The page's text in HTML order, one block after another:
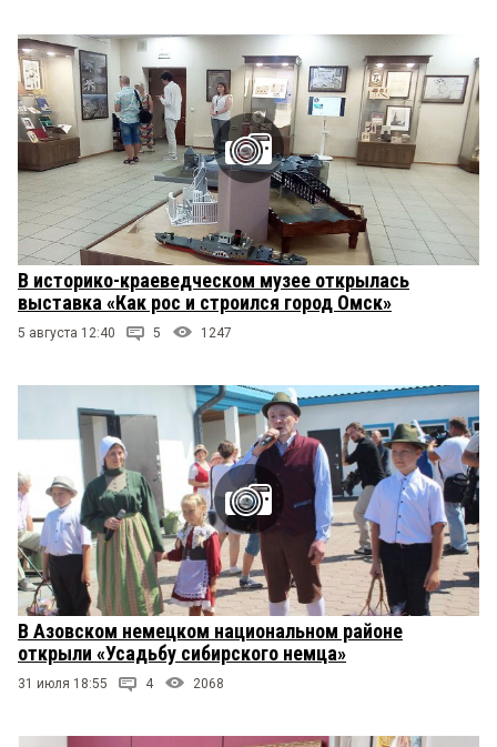
В историко-краеведческом музее открылась
выставка «Как рос и строился город Омск»
5 августа 12:40 5 1247
В Азовском немецком национальном районе
открыли «Усадьбу сибирского немца»
31 июля 18:55 4 2068